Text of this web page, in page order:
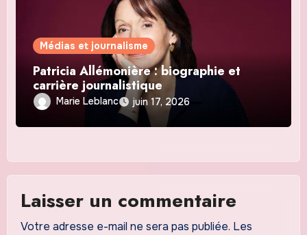
Médias et journalisme
Patricia Allémonière : biographie et
carrière journalistique
Marie Leblanc juin 17, 2026
Laisser un commentaire
Votre adresse e-mail ne sera pas publiée. Les